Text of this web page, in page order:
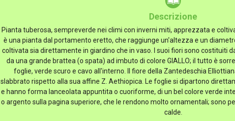
Descrizione
Pianta tuberosa, sempreverde nei climi con inverni miti, apprezzata e
è una pianta dal portamento eretto, che raggiunge un'altezza e un
coltivata sia direttamente in giardino che in vaso. I suoi fiori sono costituiti
da una grande brattea (o spata) ad imbuto di colore GIALLO; il tutto è
foglie, verde scuro e cavo all'interno. Il fiore della Zantedeschia
slabbrato rispetto alla sua affine Z. Aethiopica. Le foglie si dipartono
e hanno forma lanceolata appuntita o cuoriforme, di un bel colore verde
o argento sulla pagina superiore, che le rendono molto ornamentali; sono
calde.